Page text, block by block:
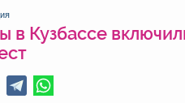
в Кузбассе